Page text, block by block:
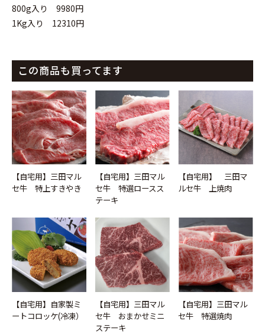
800g入り 9980円
1Kg入り 12310円
お買い物を続ける カートへ進む
この商品も買ってます
【自宅用】三田マル
セ牛 特上すきやき
【自宅用】三田マル
セ牛 特選ロースス
テーキ
【自宅用】 三田マ
ルセ牛 上焼肉
【自宅用】自家製ミ
ートコロッケ(冷凍）
【自宅用】三田マル
セ牛 おまかせミニ
ステーキ
【自宅用】三田マル
セ牛 特選焼肉